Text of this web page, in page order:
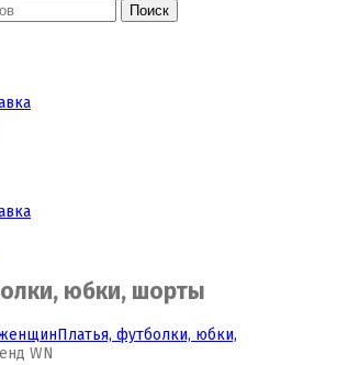
юбки, шорты
Платья, футболки, юбки,
WN